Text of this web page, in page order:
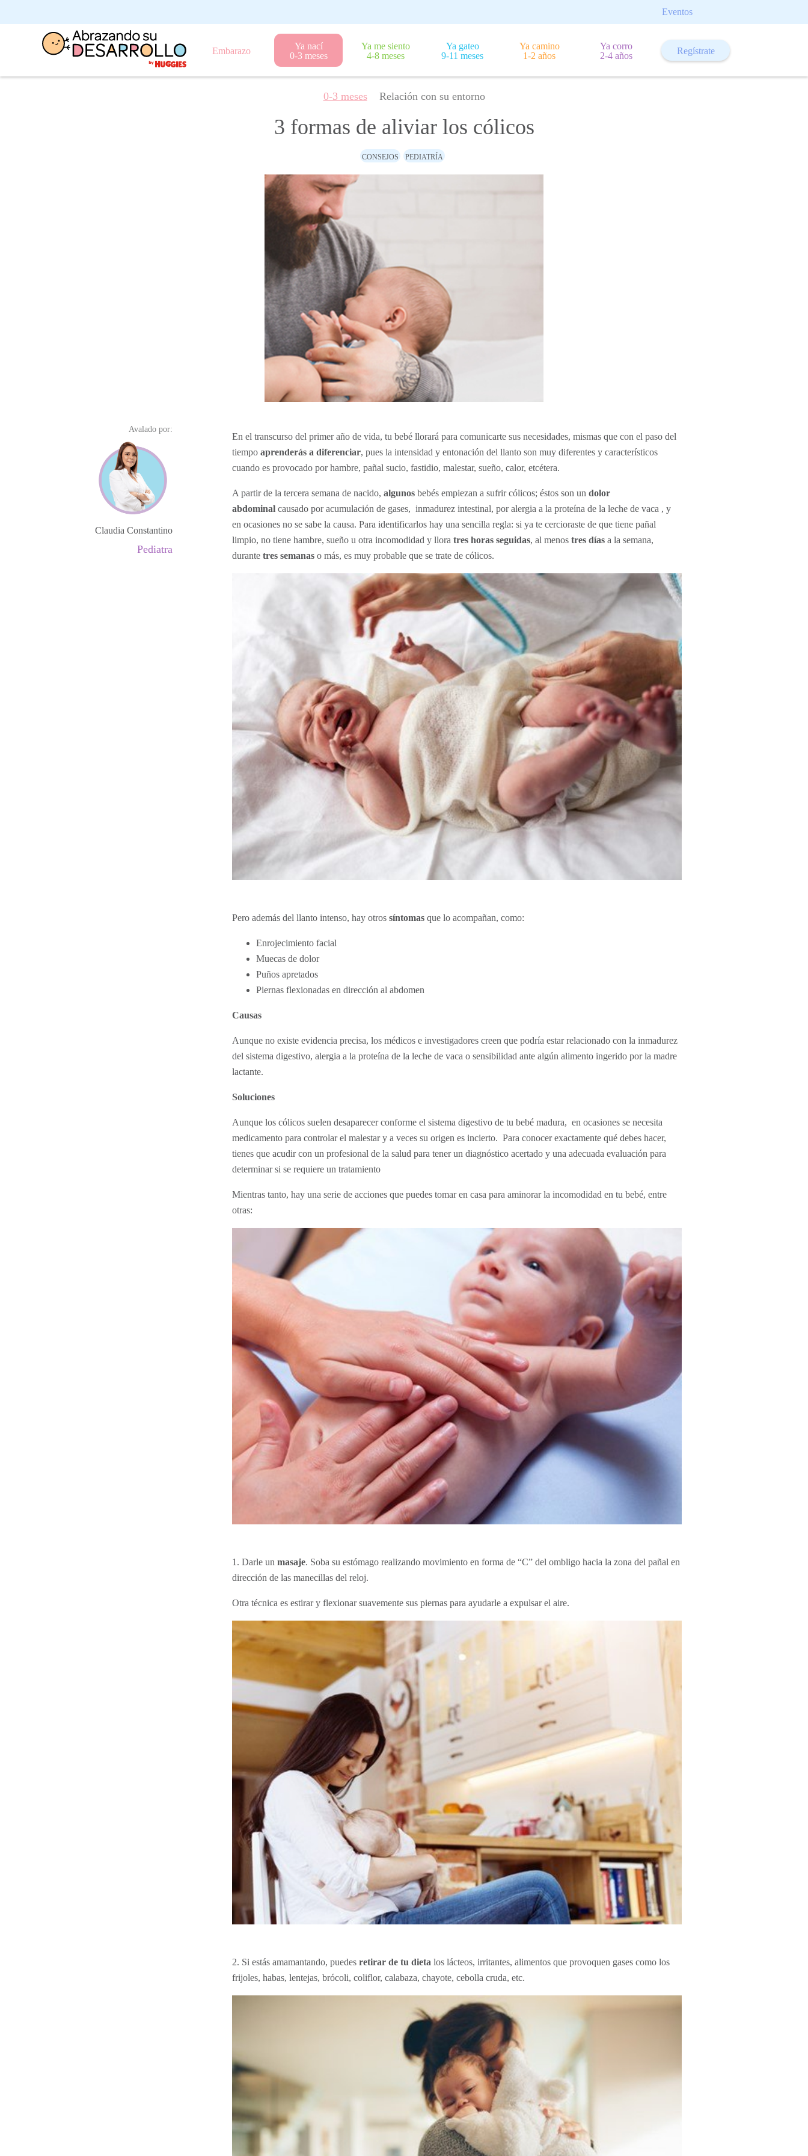
Eventos
Embarazo
Ya nací
0-3 meses
Ya me siento
4-8 meses
Ya gateo
9-11 meses
Ya camino
1-2 años
Ya corro
2-4 años
Regístrate
0-3 meses Relación con su entorno
3 formas de aliviar los cólicos
CONSEJOS PEDIATRÍA
Avalado por:
Claudia Constantino
Pediatra
En el transcurso del primer año de vida, tu bebé llorará para comunicarte sus necesidades, mismas que con el paso del
tiempo aprenderás a diferenciar, pues la intensidad y entonación del llanto son muy diferentes y característicos
cuando es provocado por hambre, pañal sucio, fastidio, malestar, sueño, calor, etcétera.
A partir de la tercera semana de nacido, algunos bebés empiezan a sufrir cólicos; éstos son un dolor
abdominal causado por acumulación de gases, inmadurez intestinal, por alergia a la proteína de la leche de vaca , y
en ocasiones no se sabe la causa. Para identificarlos hay una sencilla regla: si ya te cercioraste de que tiene pañal
limpio, no tiene hambre, sueño u otra incomodidad y llora tres horas seguidas, al menos tres días a la semana,
durante tres semanas o más, es muy probable que se trate de cólicos.
Pero además del llanto intenso, hay otros síntomas que lo acompañan, como:
Enrojecimiento facial
Muecas de dolor
Puños apretados
Piernas flexionadas en dirección al abdomen
Causas
Aunque no existe evidencia precisa, los médicos e investigadores creen que podría estar relacionado con la inmadurez
del sistema digestivo, alergia a la proteína de la leche de vaca o sensibilidad ante algún alimento ingerido por la madre
lactante.
Soluciones
Aunque los cólicos suelen desaparecer conforme el sistema digestivo de tu bebé madura, en ocasiones se necesita
medicamento para controlar el malestar y a veces su origen es incierto. Para conocer exactamente qué debes hacer,
tienes que acudir con un profesional de la salud para tener un diagnóstico acertado y una adecuada evaluación para
determinar si se requiere un tratamiento
Mientras tanto, hay una serie de acciones que puedes tomar en casa para aminorar la incomodidad en tu bebé, entre
otras:
1. Darle un masaje. Soba su estómago realizando movimiento en forma de “C” del ombligo hacia la zona del pañal en
dirección de las manecillas del reloj.
Otra técnica es estirar y flexionar suavemente sus piernas para ayudarle a expulsar el aire​.
2. Si estás amamantando, puedes retirar de tu dieta los lácteos, irritantes, alimentos que provoquen gases como los
frijoles, habas, lentejas, brócoli, coliflor, calabaza, chayote, cebolla cruda, etc.